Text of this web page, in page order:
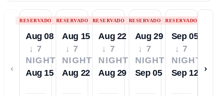
‹
RESERVADO
Aug 08
↓ 7
NIGHTS
Aug 15
RESERVADO
Aug 15
↓ 7
NIGHTS
Aug 22
RESERVADO
Aug 22
↓ 7
NIGHTS
Aug 29
RESERVADO
Aug 29
↓ 7
NIGHTS
Sep 05
RESERVADO
Sep 05
↓ 7
NIGHTS
Sep 12
›